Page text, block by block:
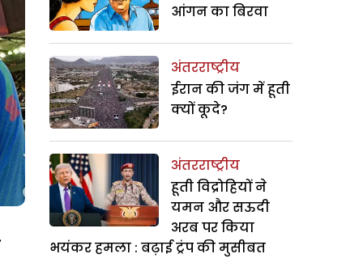
आंगन का बिरवा
अंतरराष्ट्रीय
ईरान की जंग में हूती
क्यों कूदे?
अंतरराष्ट्रीय
हूती विद्रोहियों ने
यमन और सऊदी
अरब पर किया
भयंकर हमला : बढ़ाई ट्रंप की मुसीबत